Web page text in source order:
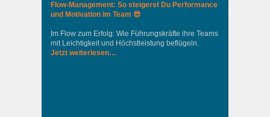
Flow-Management: So steigerst Du Performance
und Motivation im Team 😎
Im Flow zum Erfolg: Wie Führungskräfte ihre Teams
mit Leichtigkeit und Höchstleistung beflügeln.
Jetzt weiterlesen…